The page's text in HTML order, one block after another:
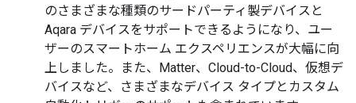
のさまざまな種類のサードパーティ製デバイスと
Aqara デバイスをサポートできるようになり、ユー
ザーのスマートホーム エクスペリエンスが大幅に向
上しました。また、Matter、Cloud-to-Cloud、仮想デ
バイスなど、さまざまなデバイス タイプとカスタム